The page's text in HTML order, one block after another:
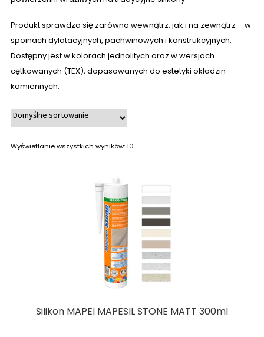
Produkt sprawdza się zarówno wewnątrz, jak i na zewnątrz – w
spoinach dylatacyjnych, pachwinowych i konstrukcyjnych.
Dostępny jest w kolorach jednolitych oraz w wersjach
cętkowanych (TEX), dopasowanych do estetyki okładzin
kamiennych.
Wyświetlanie wszystkich wyników: 10
Silikon MAPEI MAPESIL STONE MATT 300ml